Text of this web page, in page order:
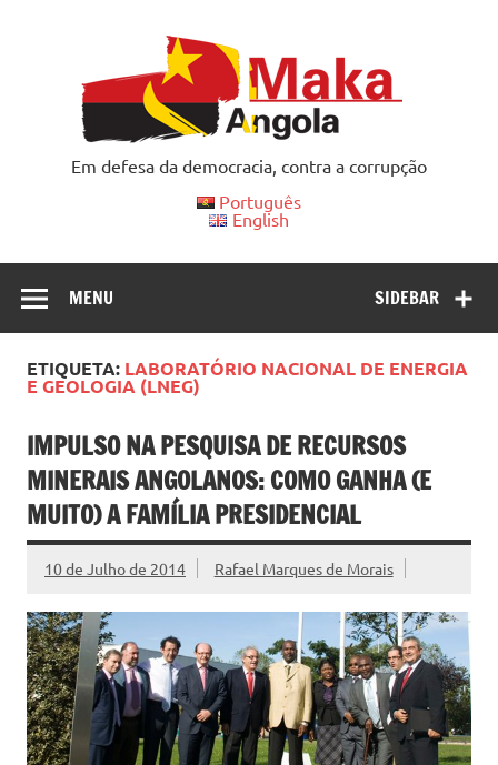
Em defesa da democracia, contra a corrupção
Português
English
SIDEBAR
MENU
ETIQUETA: LABORATÓRIO NACIONAL DE ENERGIA
E GEOLOGIA (LNEG)
IMPULSO NA PESQUISA DE RECURSOS
MINERAIS ANGOLANOS: COMO GANHA (E
MUITO) A FAMÍLIA PRESIDENCIAL
10 de Julho de 2014 Rafael Marques de Morais